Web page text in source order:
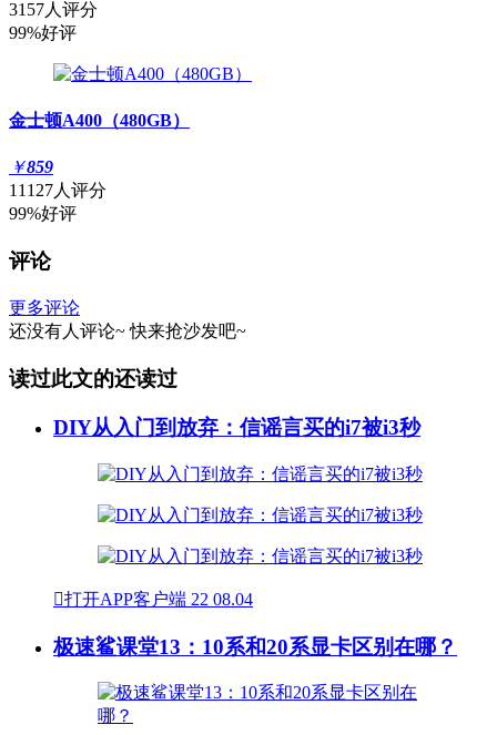
3157人评分
99%好评
金士顿A400（480GB）
￥859
11127人评分
99%好评
评论
更多评论
还没有人评论~ 快来抢沙发吧~
读过此文的还读过
DIY从入门到放弃：信谣言买的i7被i3秒
打开APP客户端 22 08.04
极速鲨课堂13：10系和20系显卡区别在哪？